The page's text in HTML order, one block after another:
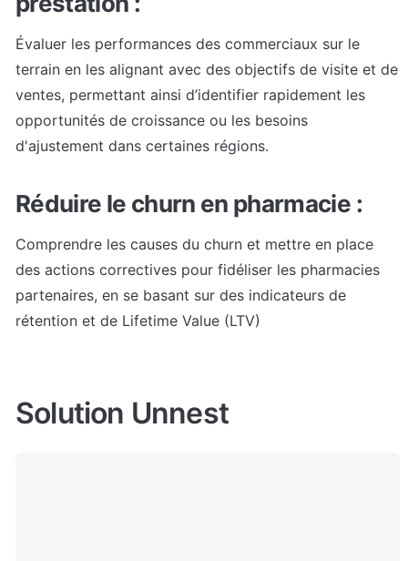
Évaluer les performances des commerciaux sur le
terrain en les alignant avec des objectifs de visite et de
ventes, permettant ainsi d’identifier rapidement les
opportunités de croissance ou les besoins
d'ajustement dans certaines régions.
Réduire le churn en pharmacie :
Comprendre les causes du churn et mettre en place
des actions correctives pour fidéliser les pharmacies
partenaires, en se basant sur des indicateurs de
rétention et de Lifetime Value (LTV)
Solution Unnest